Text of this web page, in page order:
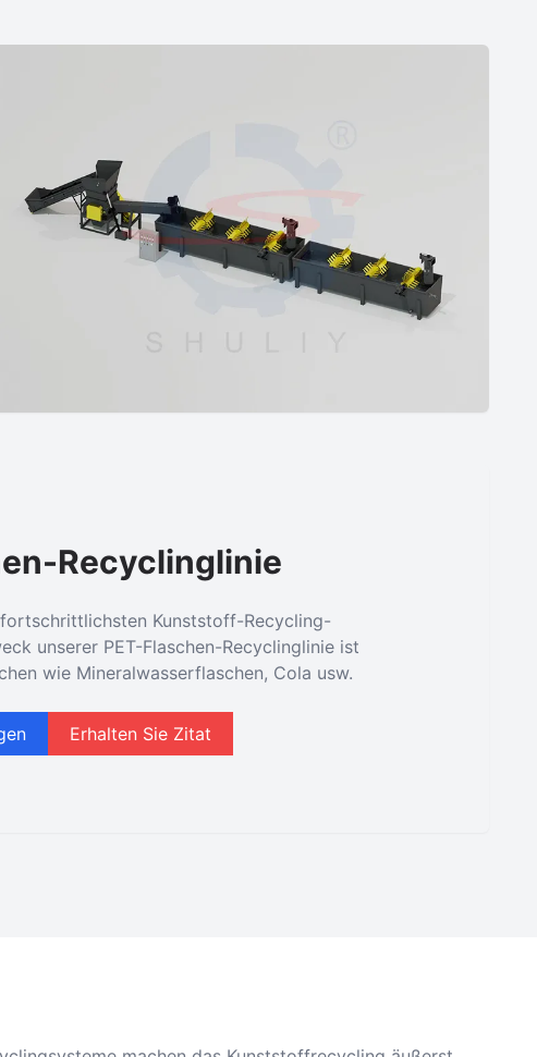
Recyclinglinie
Kunststoff-Recycling-
unserer PET-Flaschen-Recyclinglinie ist
wie Mineralwasserflaschen, Cola usw.
Erhalten Sie Zitat